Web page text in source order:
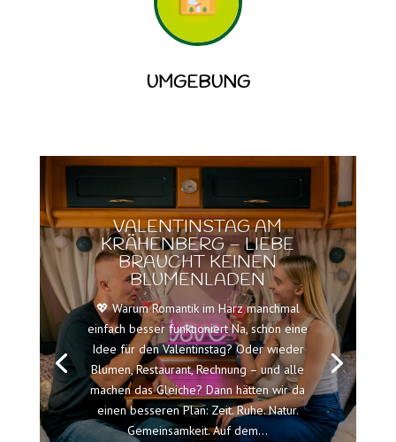
UMGEBUNG
VALENTINSTAG AM
KRÄHENBERG – LIEBE
BRAUCHT KEINEN
BLUMENLADEN
💖 Warum Romantik im Harz manchmal
einfach besser funktioniert Na, schon eine
Idee für den Valentinstag? Oder wieder
Blumen, Restaurant, Rechnung – und alle
machen das Gleiche? Dann hätten wir da
einen besseren Plan: Zeit. Ruhe. Natur.
Gemeinsamkeit. Auf dem...